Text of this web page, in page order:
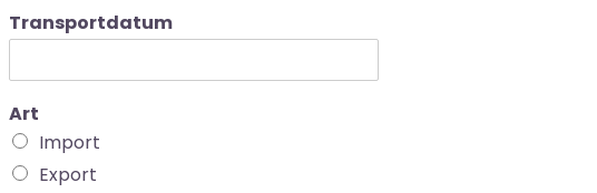
Transportdatum
Art
Import
Export